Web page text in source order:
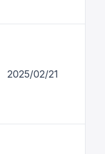
2025/02/21